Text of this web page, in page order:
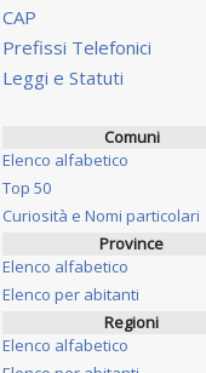
CAP
Prefissi Telefonici
Leggi e Statuti
Comuni
Elenco alfabetico
Top 50
Curiosità e Nomi particolari
Province
Elenco alfabetico
Elenco per abitanti
Regioni
Elenco alfabetico